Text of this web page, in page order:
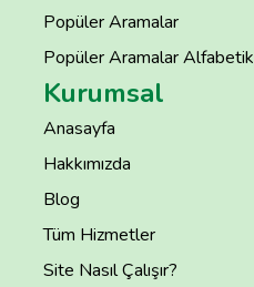
Popüler Aramalar
Popüler Aramalar Alfabetik
Kurumsal
Anasayfa
Hakkımızda
Blog
Tüm Hizmetler
Site Nasıl Çalışır?